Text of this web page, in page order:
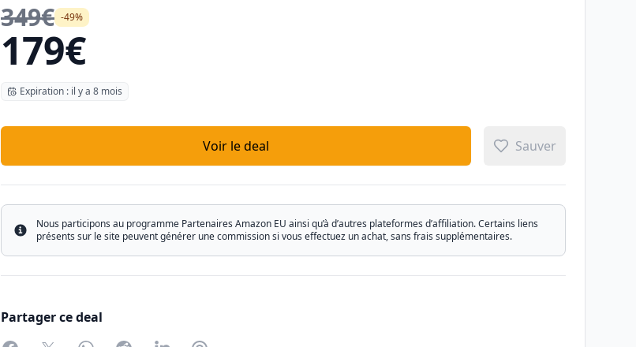
349€ -49%
179€
Expiration : il y a 8 mois
Voir le deal Sauver
Info
Nous participons au programme Partenaires Amazon EU ainsi qu’à d’autres plateformes d’affiliation. Certains liens
présents sur le site peuvent générer une commission si vous effectuez un achat, sans frais supplémentaires.
Partager ce deal